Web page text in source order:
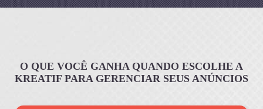
O QUE VOCÊ GANHA QUANDO ESCOLHE A
KREATIF PARA GERENCIAR SEUS ANÚNCIOS